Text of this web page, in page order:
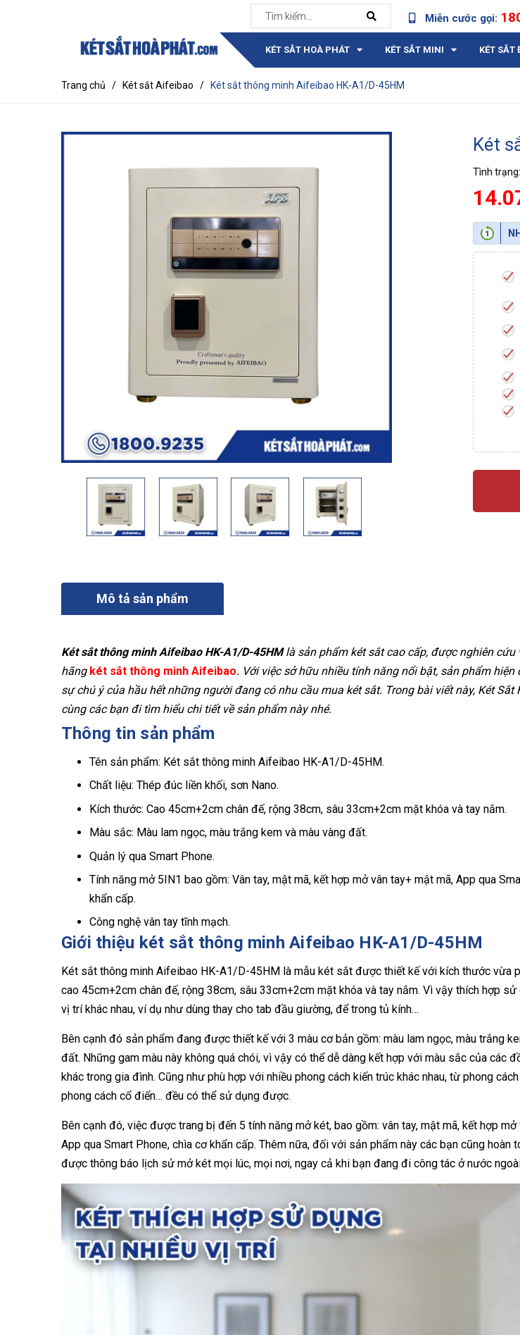
Miễn cước gọi:
KÉT SẮT HOÀ PHÁT KÉT SẮT MINI KÉT SẮT
Trang chủ / Két sắt Aifeibao / Két sắt thông minh Aifeibao HK-A1/D-45HM
Két
Tình trạng:
Mô tả sản phẩm
Két sắt thông minh Aifeibao HK-A1/D-45HMlà sản phẩm két sắt cao cấp, được nghiên cứu
hãng két sắt thông minh Aifeibao. Với việc sở hữu nhiều tính năng nổi bật, sản phẩm hiện
sự chú ý của hầu hết những người đang có nhu cầu mua két sắt. Trong bài viết này, Két Sắt
cùng các bạn đi tìm hiểu chi tiết về sản phẩm này nhé.
Thông tin sản phẩm
Tên sản phẩm: Két sắt thông minh Aifeibao HK-A1/D-45HM.
Chất liệu: Thép đúc liền khối, sơn Nano.
Kích thước: Cao 45cm+2cm chân đế, rộng 38cm, sâu 33cm+2cm mặt khóa và tay nắm.
Màu sắc: Màu lam ngọc, màu trắng kem và màu vàng đất.
Quản lý qua Smart Phone.
Tính năng mở 5IN1 bao gồm: Vân tay, mật mã, kết hợp mở vân tay+ mật mã, App qua
khẩn cấp.
Công nghệ vân tay tĩnh mạch.
Giới thiệu két sắt thông minh Aifeibao HK-A1/D-45HM
Két sắt thông minh Aifeibao HK-A1/D-45HM là mẫu két sắt được thiết kế với kích thước vừa
cao 45cm+2cm chân đế, rộng 38cm, sâu 33cm+2cm mặt khóa và tay nắm. Vì vậy thích hợp sử
vị trí khác nhau, ví dụ như dùng thay cho tab đầu giường, để trong tủ kính…
Bên cạnh đó sản phẩm đang được thiết kế với 3 màu cơ bản gồm: màu lam ngọc, màu trắng
đất. Những gam màu này không quá chói, vì vậy có thể dễ dàng kết hợp với màu sắc của các
khác trong gia đình. Cũng như phù hợp với nhiều phong cách kiến trúc khác nhau, từ phong
phong cách cổ điển… đều có thể sử dụng được.
Bên cạnh đó, việc được trang bị đến 5 tính năng mở két, bao gồm: vân tay, mật mã, kết hợp mở
App qua Smart Phone, chìa cơ khẩn cấp. Thêm nữa, đối với sản phẩm này các bạn cũng hoàn
được thông báo lịch sử mở két mọi lúc, mọi nơi, ngay cả khi bạn đang đi công tác ở nước